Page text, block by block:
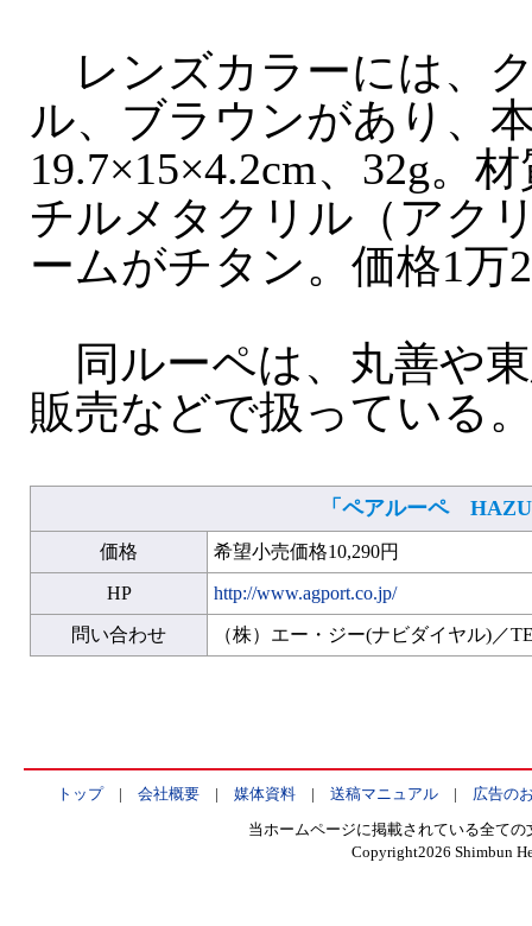
レンズカラーには、
ル、ブラウンがあり、
19.7×15×4.2cm、32g。
チルメタクリル（アク
ームがチタン。価格1万
同ルーペは、丸善や
販売などで扱っている
「 ペアルーペ
価格 希望小売価格10,290円
HP http://www.agport.co.jp/
問い合わせ （株）エー・ジー(ナビダイヤル)／
トップ| 会社概要| 媒体資料| 送稿マニュアル| 広告の
当ホームページに掲載されている全て
Copyright2026 Shimbun